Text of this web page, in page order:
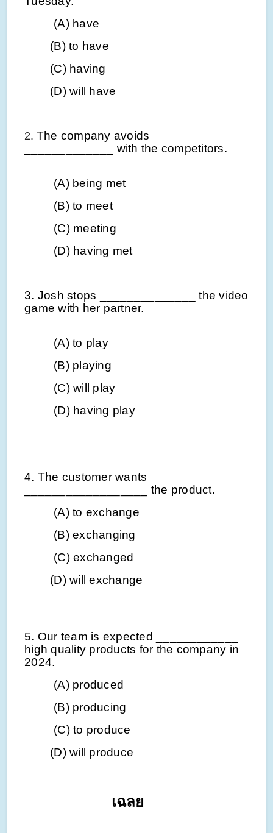
(A) have
(B) to have
(C) having
(D) will have
2. The company avoids
_____________ with the competitors.
(A) being met
(B) to meet
(C) meeting
(D) having met
3. Josh stops ______________ the video
game with her partner.
(A) to play
(B) playing
(C) will play
(D) having play
4. The customer wants
__________________ the product.
(A) to exchange
(B) exchanging
(C) exchanged
(D) will exchange
5. Our team is expected ____________
high quality products for the company in
2024.
(A) produced
(B) producing
(C) to produce
(D) will produce
เฉลย